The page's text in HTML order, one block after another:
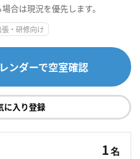
合は現況を優先します。
張・研修向け
ンダーで空室確認
に入り登録
1名